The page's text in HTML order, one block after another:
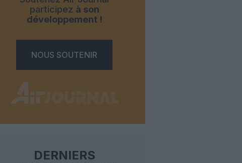
participez à son
développement !
NOUS SOUTENIR
DERNIERS